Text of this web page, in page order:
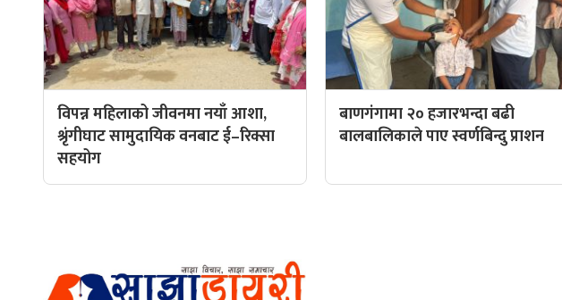
विपन्न महिलाको जीवनमा नयाँ आशा,
श्रृंगीघाट सामुदायिक वनबाट ई–रिक्सा
सहयोग
बाणगंगामा २० हजारभन्दा बढी
बालबालिकाले पाए स्वर्णबिन्दु प्राशन